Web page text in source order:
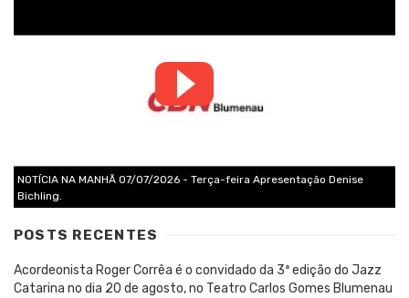
NOTÍCIA NA MANHÃ 07/07/2026 - Terça-feira Apresentação Denise
Bichling.
POSTS RECENTES
Acordeonista Roger Corrêa é o convidado da 3ª edição do Jazz
Catarina no dia 20 de agosto, no Teatro Carlos Gomes Blumenau